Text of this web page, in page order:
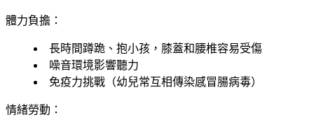
體力負擔：
長時間蹲跪、抱小孩，膝蓋和腰椎容易受傷
噪音環境影響聽力
免疫力挑戰（幼兒常互相傳染感冒腸病毒）
情緒勞動：